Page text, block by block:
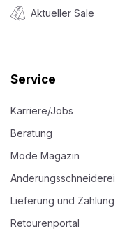
Aktueller Sale
Service
Karriere/Jobs
Beratung
Mode Magazin
Änderungsschneiderei
Lieferung und Zahlung
Retourenportal